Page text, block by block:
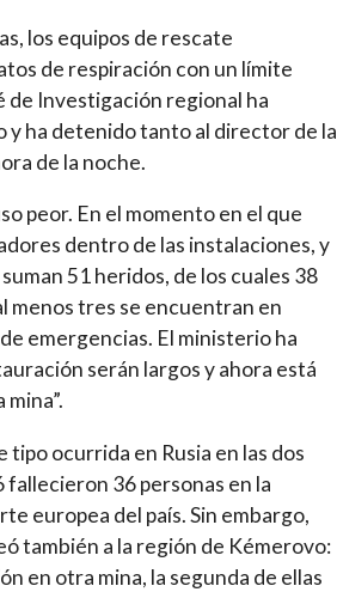
los equipos de rescate
de respiración con un límite
de Investigación regional ha
y ha detenido tanto al director de la
de la noche.
peor. En el momento en el que
dentro de las instalaciones, y
51 heridos, de los cuales 38
menos tres se encuentran en
emergencias. El ministerio ha
serán largos y ahora está
ocurrida en Rusia en las dos
36 personas en la
europea del país. Sin embargo,
también a la región de Kémerovo:
en otra mina, la segunda de ellas